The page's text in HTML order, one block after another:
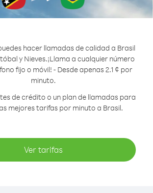
hacer llamadas de calidad a Brasil
y Nieves.¡Llama a cualquier número
fijo o móvil! - Desde apenas 2.1 ¢ por
minuto.
de crédito o un plan de llamadas para
mejores tarifas por minuto a Brasil.
Ver tarifas